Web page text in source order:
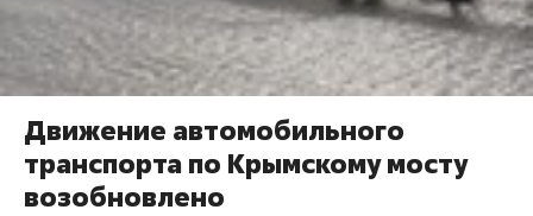
Движение автомобильного
транспорта по Крымскому мосту
возобновлено